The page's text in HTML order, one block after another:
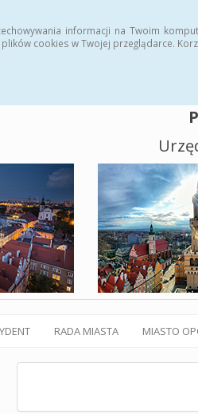
informacji na Twoim
cookies w Twojej przeglądarce.
RADA MIASTA MIASTO